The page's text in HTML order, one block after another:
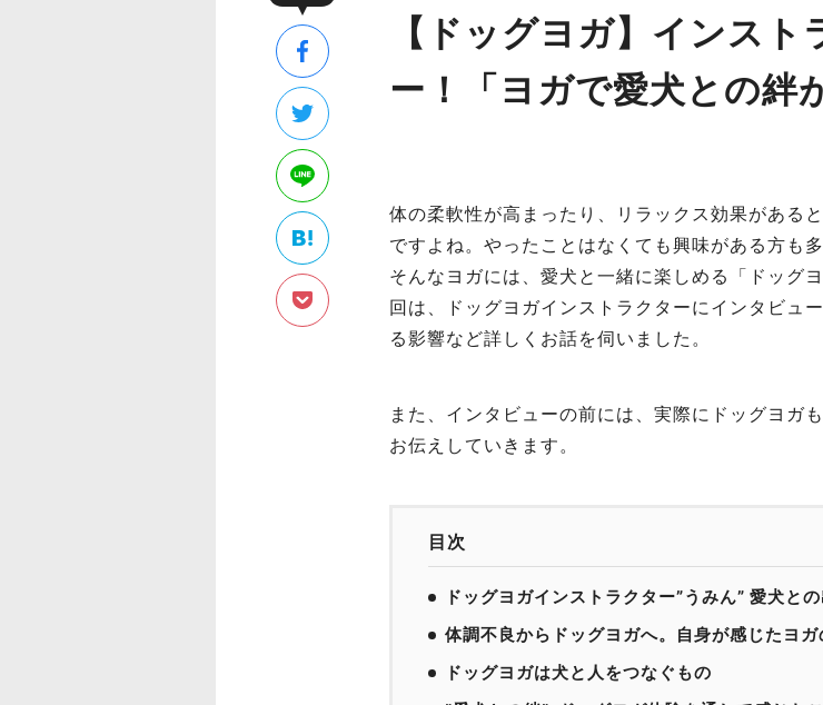
【ドッグヨガ】インス
ー！「ヨガで愛犬との絆
体の柔軟性が高まったり、リラックス効果がある
ですよね。やったことはなくても興味がある方も
そんなヨガには、愛犬と一緒に楽しめる「ドッグ
回は、ドッグヨガインストラクターにインタビュ
る影響など詳しくお話を伺いました。
また、インタビューの前には、実際にドッグヨガ
お伝えしていきます。
目次
ドッグヨガインストラクター”うみん” 愛犬と
体調不良からドッグヨガへ。自身が感じたヨガ
ドッグヨガは犬と人をつなぐもの